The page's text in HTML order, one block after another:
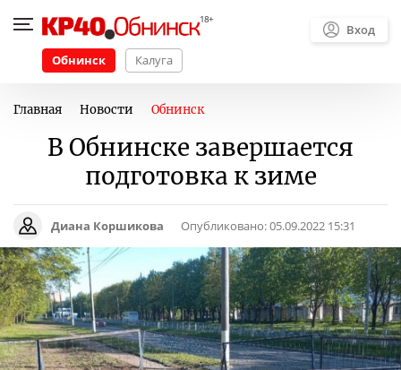
Обнинск Калуга
Вход
Главная Новости Обнинск
В Обнинске завершается
подготовка к зиме
Диана Коршикова Опубликовано:05.09.2022 15:31